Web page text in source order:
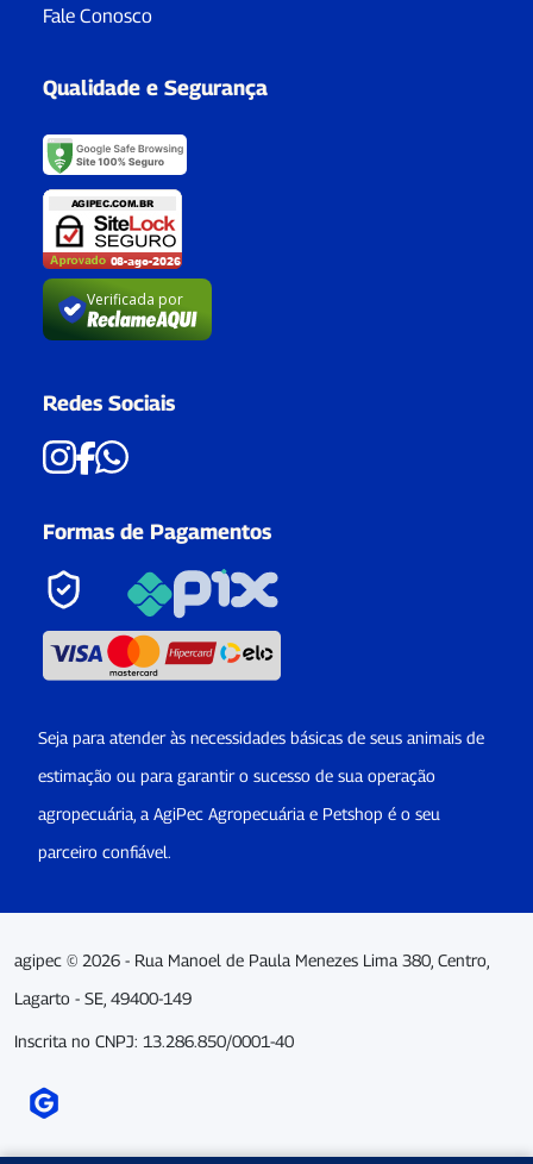
Fale Conosco
Qualidade e Segurança
Verificada por
Redes Sociais
Formas de Pagamentos
Seja para atender às necessidades básicas de seus animais de
estimação ou para garantir o sucesso de sua operação
agropecuária, a AgiPec Agropecuária e Petshop é o seu
parceiro confiável.
agipec © 2026 - Rua Manoel de Paula Menezes Lima 380, Centro,
Lagarto - SE, 49400-149
Inscrita no CNPJ: 13.286.850/0001-40